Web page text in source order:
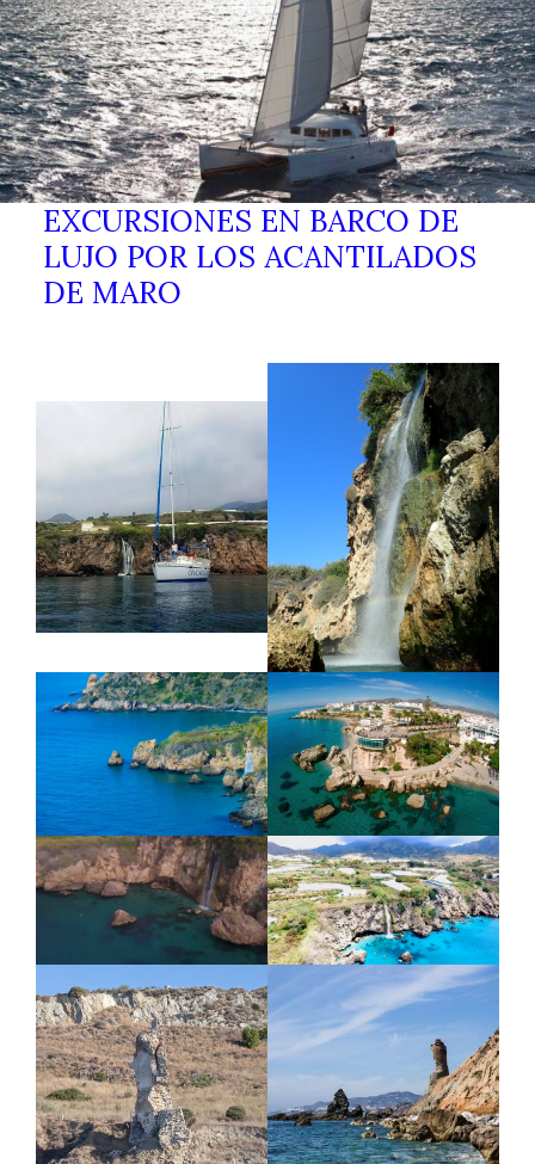
EXCURSIONES EN BARCO DE
LUJO POR LOS ACANTILADOS
DE MARO